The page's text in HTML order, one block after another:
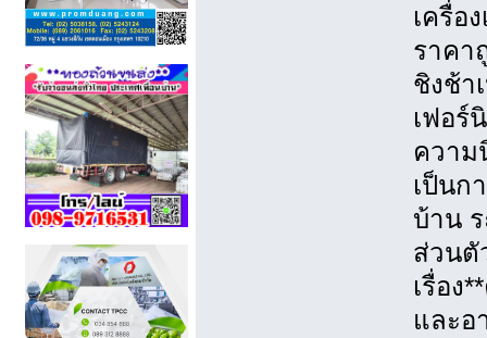
เครื่อ
ราคา
ชิงช้า
เฟอร์
ความ
เป็นก
บ้าน
ส่วนตั
เรื่อง
และอ